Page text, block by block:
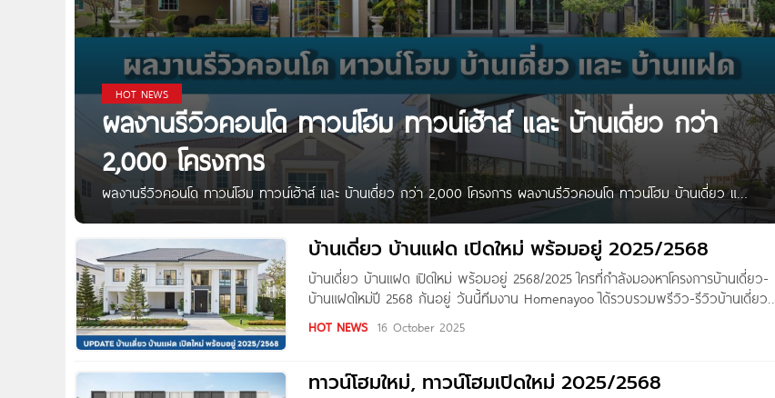
HOT NEWS
ผลงานรีวิวคอนโด ทาวน์โฮม ทาวน์เฮ้าส์ และ บ้านเดี่ยว กว่า
2,000 โครงการ
ผลงานรีวิวคอนโด ทาวน์โฮม ทาวน์เฮ้าส์ และ บ้านเดี่ยว กว่า 2,000 โครงการ ผลงานรีวิวคอนโด ทาวน์โฮม บ้านเดี่ยว และ
บ้านแฝดจากทุกทำเลทั่วกรุงเทพ, ปริมณฑล และ หัวเมืองใหญ่ จาก www.homenayoo.com ที่รวมให้คุณไว้ที่นี่ที่เดียวกว่า
2,000 โครงการ รีวิว สาละ ลาดพร้าว-รัชโยธิน / SALA Ladprao-Ratchayothin รีวิว ภัสสร 2
บ้านเดี่ยว บ้านแฝด เปิดใหม่ พร้อมอยู่ 2025/2568
บ้านเดี่ยว บ้านแฝด เปิดใหม่ พร้อมอยู่ 2568/2025 ใครที่กำลังมองหาโครงการบ้านเดี่ยว-
บ้านแฝดใหม่ปี 2568 กันอยู่ วันนี้ทีมงาน Homenayoo ได้รวบรวมพรีวิว-รีวิวบ้านเดี่ยว-
บ้านแฝดใหม่ หลากหลายทำเล ทั้งในกรุงเทพฯ, ปริมณฑล และ หัวเมืองใหญ่ เอาไว้ให้ศึกษา
ข้อมูลเบื้องต้น ก่อนตัดสินใจซื้อกัน เพื่อน ๆ สามารถเลือกดูรายละเอียดโครงการต่าง ๆ ได้
พระราม 2-ท่าข้าม-บางขุนเทียน-เทียนทะเล
HOT NEWS 16 October 2025
ทาวน์โฮมใหม่, ทาวน์โฮมเปิดใหม่ 2025/2568